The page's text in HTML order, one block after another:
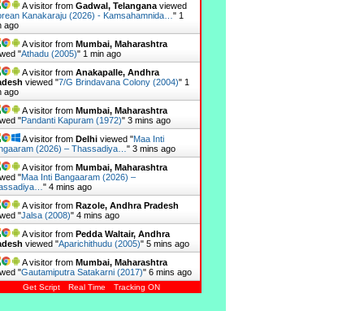
A visitor from Gadwal, Telanganaviewed
Kanakaraju (2026) - Kamsahamnida… " 1
ago
A visitor from Mumbai, Maharashtra
"Athadu (2005)" 1 min ago
A visitor from Anakapalle, Andhra
viewed "7/G Brindavana Colony (2004)" 1
ago
A visitor from Mumbai, Maharashtra
"Pandanti Kapuram (1972)" 3 mins ago
A visitor from Delhiviewed "Maa Inti
(2026) – Thassadiya… " 4 mins ago
A visitor from Mumbai, Maharashtra
"Maa Inti Bangaaram (2026) –
" 4 mins ago
A visitor from Razole, Andhra Pradesh
"Jalsa (2008)" 4 mins ago
A visitor from Pedda Waltair, Andhra
viewed "Aparichithudu (2005)" 5 mins ago
A visitor from Mumbai, Maharashtra
"Gautamiputra Satakarni (2017)" 6 mins ago
Get Script Real Time Tracking ON